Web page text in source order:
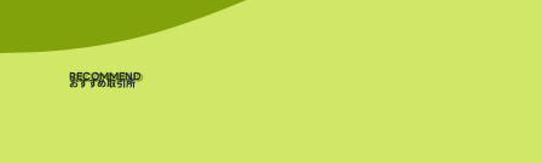
​RECOMMEND
おすすめ取引所